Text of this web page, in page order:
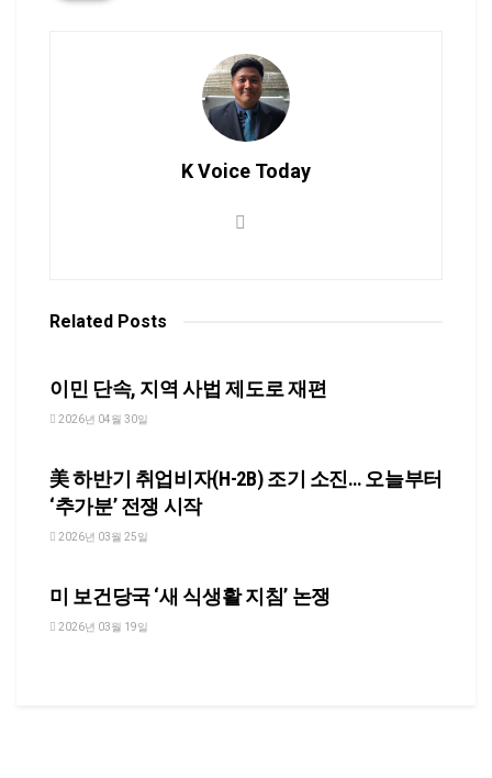
K Voice Today
Related Posts
이민 단속, 지역 사법 제도로 재편
2026년 04월 30일
美 하반기 취업비자(H-2B) 조기 소진… 오늘부터
‘추가분’ 전쟁 시작
2026년 03월 25일
미 보건당국 ‘새 식생활 지침’ 논쟁
2026년 03월 19일